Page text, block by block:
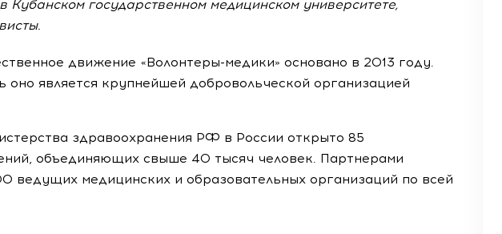
Кубанском государственном медицинском университете,
движение «Волонтеры-медики» основано в 2013 году.
оно является крупнейшей добровольческой организацией
здравоохранения РФ в России открыто 85
объединяющих свыше 40 тысяч человек. Партнерами
ведущих медицинских и образовательных организаций по всей